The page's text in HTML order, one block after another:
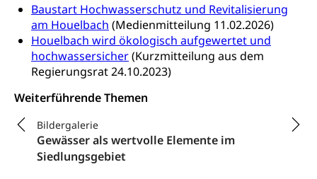
Baustart Hochwasserschutz und Revitalisierung
am Houelbach (Medienmitteilung 11.02.2026)
Houelbach wird ökologisch aufgewertet und
hochwassersicher(Kurzmitteilung aus dem
Regierungsrat 24.10.2023)
Weiterführende Themen
Bildergalerie
Gewässer als wertvolle Elemente im
Siedlungsgebiet